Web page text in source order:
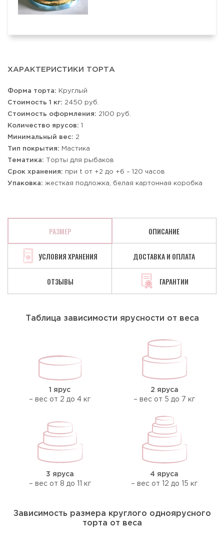
ХАРАКТЕРИСТИКИ ТОРТА
Форма торта: Круглый
Стоимость 1 кг: 2450 руб.
Стоимость оформления: 2100 руб.
Количество ярусов: 1
Минимальный вес: 2
Тип покрытия: Мастика
Тематика: Торты для рыбаков
Срок хранения: при t от +2 до +6 – 120 часов
Упаковка: жесткая подложка, белая картонная коробка
РАЗМЕР ОПИСАНИЕ
УСЛОВИЯ ХРАНЕНИЯ ДОСТАВКА И ОПЛАТА
ОТЗЫВЫ ГАРАНТИИ
Таблица зависимости ярусности от веса
1 ярус
– вес от 2 до 4 кг
2 яруса
– вес от 5 до 7 кг
3 яруса
– вес от 8 до 11 кг
4 яруса
– вес от 12 до 15 кг
Зависимость размера круглого одноярусного
торта от веса